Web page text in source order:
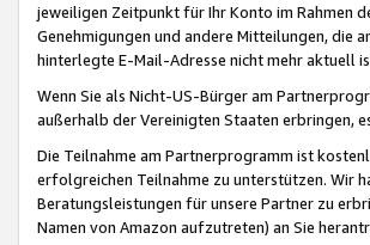
jeweiligen Zeitpunkt für Ihr Konto im Rahmen
Genehmigungen und andere Mitteilungen, die
hinterlegte E-Mail-Adresse nicht mehr aktuell
Wenn Sie als Nicht-US-Bürger am
außerhalb der Vereinigten Staaten erbringen,
Die Teilnahme am Partnerprogramm ist
erfolgreichen Teilnahme zu unterstützen. Wir
Beratungsleistungen für unsere Partner zu
Namen von Amazon aufzutreten) an Sie